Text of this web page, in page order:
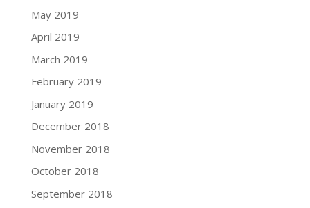
May 2019
April 2019
March 2019
February 2019
January 2019
December 2018
November 2018
October 2018
September 2018